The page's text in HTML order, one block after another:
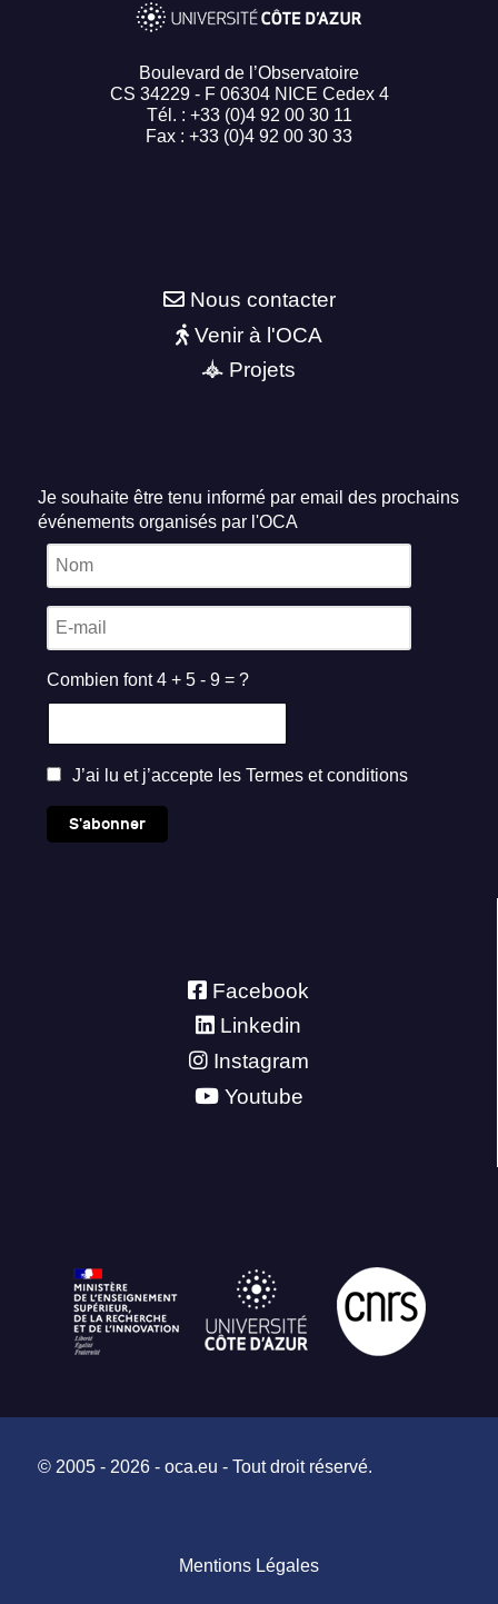
Boulevard de l’Observatoire
CS 34229 - F 06304 NICE Cedex 4
Tél. : +33 (0)4 92 00 30 11
Fax : +33 (0)4 92 00 30 33
Nous contacter
Venir à l'OCA
Projets
Je souhaite être tenu informé par email des prochains
événements organisés par l'OCA
Combien font 4 + 5 - 9 = ?
J’ai lu et j’accepte les Termes et conditions
S'abonner
Facebook
Linkedin
Instagram
Youtube
© 2005 - 2026 - oca.eu - Tout droit réservé.
Mentions Légales